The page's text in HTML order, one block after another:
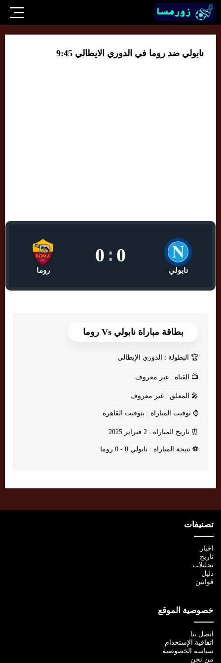
نابولي ضد روما في الدوري الايطالي 9:45
نابولي
0
:
0
روما
بطاقة مباراة نابولي Vs روما
🏆 البطولة : الدوري الإيطالي
📺 القناة : غير معروف
🎤 المعلق : غير معروف
⌚ توقيت المباراة : بتوقيت القاهرة
⏰ تاريخ المباراة : 2 فبراير 2025
⚽ نتيجة المباراة : نابولي 0 - 0 روما
تصنيفات
اخبار
تاريخ
تحليلات
دليل
قوانين
خصوصية الموقع
اتصل بنا
اتفاقية الإستخدام
سياسة الخصوصية
من نحن